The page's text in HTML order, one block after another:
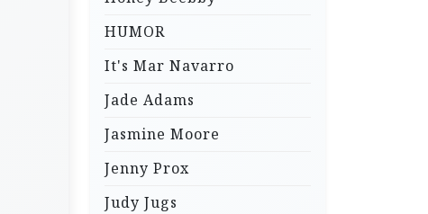
HUMOR
It's Mar Navarro
Jade Adams
Jasmine Moore
Jenny Prox
Judy Jugs